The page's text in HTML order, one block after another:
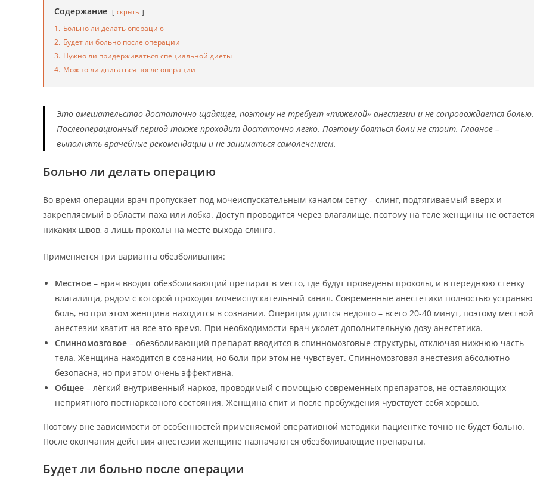
Содержание скрыть
1. Больно ли делать операцию
2. Будет ли больно после операции
3. Нужно ли придерживаться специальной диеты
4. Можно ли двигаться после операции
Это вмешательство достаточно щадящее, поэтому не требует «тяжелой» анестезии и не сопровождается болью.
Послеоперационный период также проходит достаточно легко. Поэтому бояться боли не стоит. Главное –
выполнять врачебные рекомендации и не заниматься самолечением.
Больно ли делать операцию
Во время операции врач пропускает под мочеиспускательным каналом сетку – слинг, подтягиваемый вверх и
закрепляемый в области паха или лобка. Доступ проводится через влагалище, поэтому на теле женщины не остаётся
никаких швов, а лишь проколы на месте выхода слинга.
Применяется три варианта обезболивания:
Местное – врач вводит обезболивающий препарат в место, где будут проведены проколы, и в переднюю стенку
влагалища, рядом с которой проходит мочеиспускательный канал. Современные анестетики полностью
боль, но при этом женщина находится в сознании. Операция длится недолго – всего 20-40 минут, поэтому местной
анестезии хватит на все это время. При необходимости врач уколет дополнительную дозу анестетика.
Спинномозговое – обезболивающий препарат вводится в спинномозговые структуры, отключая нижнюю часть
тела. Женщина находится в сознании, но боли при этом не чувствует. Спинномозговая анестезия абсолютно
безопасна, но при этом очень эффективна.
Общее – лёгкий внутривенный наркоз, проводимый с помощью современных препаратов, не оставляющих
неприятного постнаркозного состояния. Женщина спит и после пробуждения чувствует себя хорошо.
Поэтому вне зависимости от особенностей применяемой оперативной методики пациентке точно не будет больно.
После окончания действия анестезии женщине назначаются обезболивающие препараты.
Будет ли больно после операции